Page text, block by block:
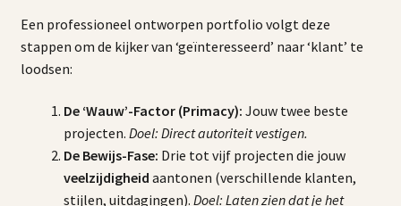
Een professioneel ontworpen portfolio volgt deze
stappen om de kijker van ‘geïnteresseerd’ naar ‘klant’ te
loodsen:
De ‘Wauw’-Factor (Primacy): Jouw twee beste
projecten. Doel: Direct autoriteit vestigen.
De Bewijs-Fase: Drie tot vijf projecten die jouw
veelzijdigheid aantonen (verschillende klanten,
stijlen, uitdagingen). Doel: Laten zien dat je het